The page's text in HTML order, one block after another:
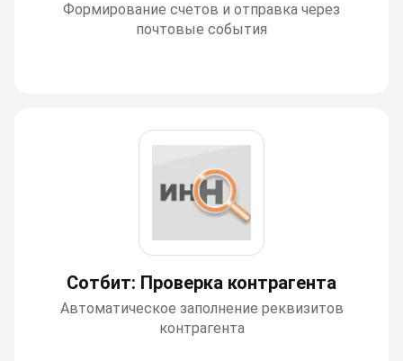
Формирование счетов и отправка через
почтовые события
Сотбит: Проверка контрагента
Автоматическое заполнение реквизитов
контрагента